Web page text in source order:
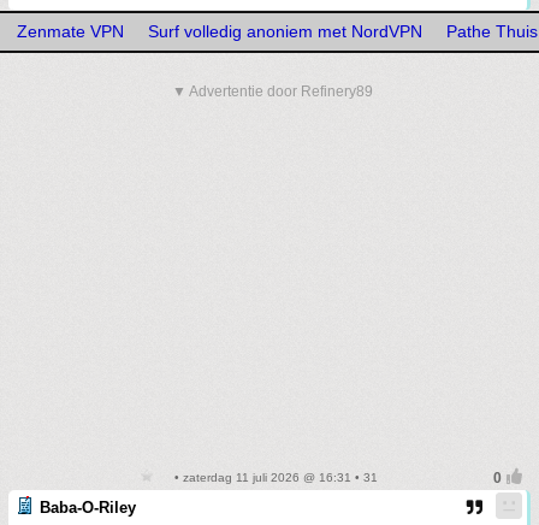
Zenmate VPN Surf volledig anoniem met NordVPN Pathe
▼ Advertentie door Refinery89
• zaterdag 11 juli 2026 @ 16:31 • 31
Baba-O-Riley